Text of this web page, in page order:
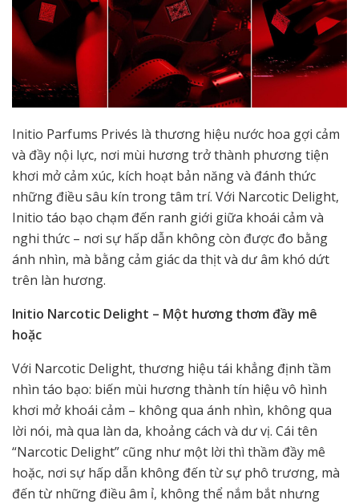
Initio Parfums Privés là thương hiệu nước hoa gợi cảm
và đầy nội lực, nơi mùi hương trở thành phương tiện
khơi mở cảm xúc, kích hoạt bản năng và đánh thức
những điều sâu kín trong tâm trí. Với Narcotic Delight,
Initio táo bạo chạm đến ranh giới giữa khoái cảm và
nghi thức – nơi sự hấp dẫn không còn được đo bằng
ánh nhìn, mà bằng cảm giác da thịt và dư âm khó dứt
trên làn hương.
Initio Narcotic Delight – Một hương thơm đầy mê
hoặc
Với Narcotic Delight, thương hiệu tái khẳng định tầm
nhìn táo bạo: biến mùi hương thành tín hiệu vô hình
khơi mở khoái cảm – không qua ánh nhìn, không qua
lời nói, mà qua làn da, khoảng cách và dư vị. Cái tên
“Narcotic Delight” cũng như một lời thì thầm đầy mê
hoặc, nơi sự hấp dẫn không đến từ sự phô trương, mà
đến từ những điều âm ỉ, không thể nắm bắt nhưng